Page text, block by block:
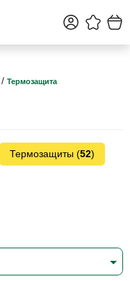
/ Термозащита
Термозащиты (52)